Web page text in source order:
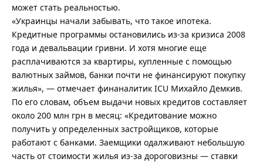
может стать реальностью.
«Украинцы начали забывать, что такое ипотека.
Кредитные программы остановились из-за кризиса 2008
года и девальвации гривни. И хотя многие еще
расплачиваются за квартиры, купленные с помощью
валютных займов, банки почти не финансируют покупку
жилья», — отмечает финаналитик ICU Михайло Демкив.
По его словам, объем выдачи новых кредитов составляет
около 200 млн грн в месяц: «Кредитование можно
получить у определенных застройщиков, которые
работают с банками. Заемщики одалживают небольшую
часть от стоимости жилья из-за дороговизны — ставки